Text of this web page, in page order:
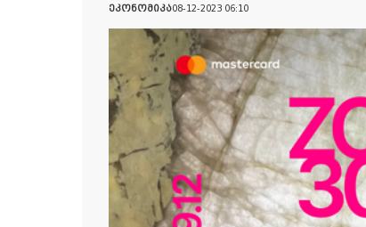
ეკონომიკა08-12-2023 06:10